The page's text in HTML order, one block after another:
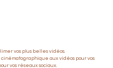
vos plus belles vidéos.
aux vidéos pour vos
vos réseaux sociaux.